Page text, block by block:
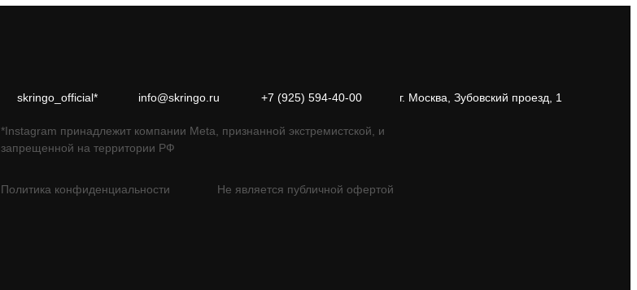
skringo_official* info@skringo.ru +7 (925) 594-40-00 г. Москва, Зубовский проезд, 1
*Instagram принадлежит компании Meta, признанной экстремистской, и
запрещенной на территории РФ
Политика конфиденциальности Не является публичной офертой